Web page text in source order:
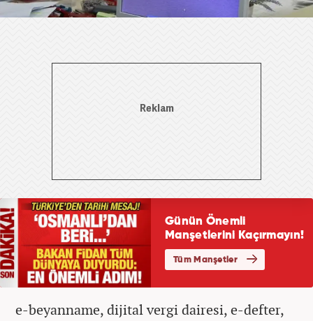
e-beyanname, dijital vergi dairesi, e-defter,